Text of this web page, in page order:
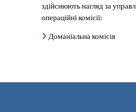
здійснюють нагляд за
операційні комісії:
Доманіальна комісія